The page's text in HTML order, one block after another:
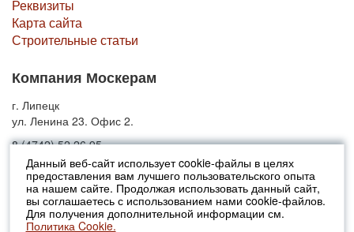
Данный веб-сайт использует cookie-файлы в целях
предоставления вам лучшего пользовательского опыта
на нашем сайте. Продолжая использовать данный сайт,
вы соглашаетесь с использованием нами cookie-файлов.
Для получения дополнительной информации см.
Политика Cookie.
Реквизиты
Карта сайта
Строительные статьи
Компания Москерам
г. Липецк
ул. Ленина 23. Офис 2.
8 (4742) 52 26 95
© 2010-2026 Москерам
Указанные на сайте цены не являются публичной офертой (ст.435 ГК
РФ).
Стоимость и наличие товара просьба уточнять в офисах продаж....